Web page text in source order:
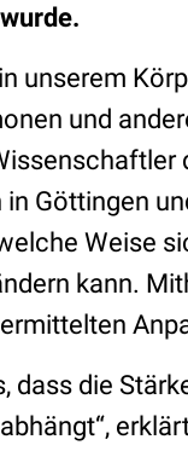
unserem
und
Göttingen
Weise
kann.
dass die